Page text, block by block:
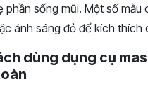
phần sống mũi. Một số
ánh sáng đỏ để kích thích
dùng dụng cụ